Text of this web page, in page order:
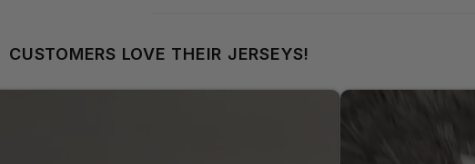
CUSTOMERS LOVE THEIR JERSEYS!